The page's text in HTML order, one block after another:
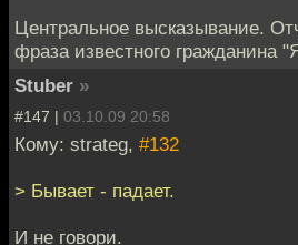
Центральное высказывание.
фраза известного гражданина
Stuber »
#147 | 03.10.09 20:58
Кому: strateg, #132
> Бывает - падает.
И не говори.